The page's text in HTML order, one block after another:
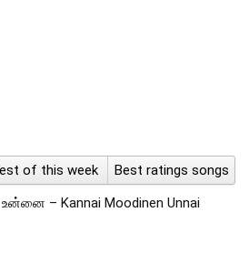
of this week
Best ratings songs
– Kannai Moodinen Unnai